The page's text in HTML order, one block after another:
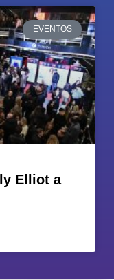
EVENTOS
Elliot a